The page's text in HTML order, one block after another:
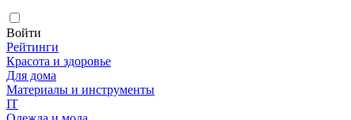
Войти
Рейтинги
Красота и здоровье
Для дома
Материалы и инструменты
IT